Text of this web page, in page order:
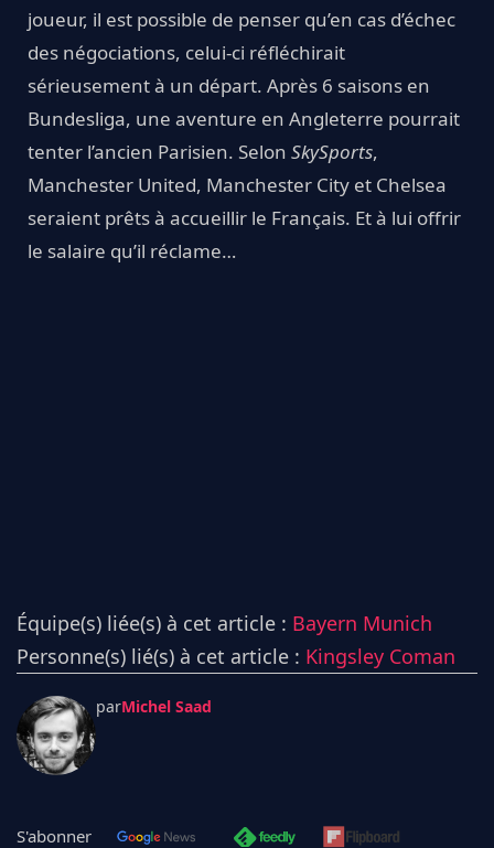
joueur, il est possible de penser qu’en cas d’échec
des négociations, celui-ci réfléchirait
sérieusement à un départ. Après 6 saisons en
Bundesliga, une aventure en Angleterre pourrait
tenter l’ancien Parisien. Selon SkySports,
Manchester United, Manchester City et Chelsea
seraient prêts à accueillir le Français. Et à lui offrir
le salaire qu’il réclame…
Équipe(s) liée(s) à cet article : Bayern Munich
Personne(s) lié(s) à cet article : Kingsley Coman
parMichel Saad
S'abonner